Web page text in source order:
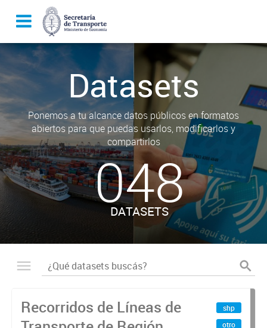
Datasets
Ponemos a tu alcance datos públicos en formatos
abiertos para que puedas usarlos, modificarlos y
compartirlos
048
DATASETS
Recorridos de Líneas de
shp
otro